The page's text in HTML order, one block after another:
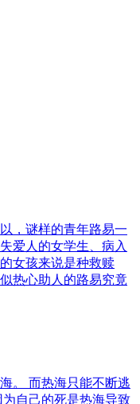
，谜样的青年路易一
爱人的女学生、病入
女孩来说是种救赎
热心助人的路易究竟
。 而热海只能不断逃
自己的死是热海导致